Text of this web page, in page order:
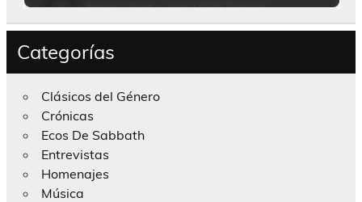
Categorías
Clásicos del Género
Crónicas
Ecos De Sabbath
Entrevistas
Homenajes
Música